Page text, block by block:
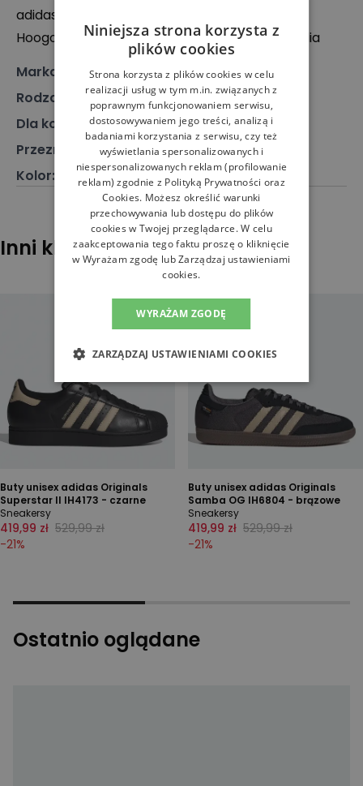
adidas
Hoogoorddreef 9a, Amsterdam 1101 BA, Holandia
Marka
Adidas
Rodzaj
Obuwie, Sneakersy
Dla kogo
Dla niego
Przeznaczenie:Buty do biegania
Kolor: Czarny
Inni klienci sprawdzali również
Buty unisex adidas Originals
Superstar II IH4173 - czarne
Sneakersy
419,99 zł 529,99 zł
-21%
Buty unisex adidas Originals
Samba OG IH6804 - brązowe
Sneakersy
419,99 zł 529,99 zł
-21%
Ostatnio oglądane
Niniejsza strona korzysta z
plików cookies
Strona korzysta z plików cookies w celu
realizacji usług w tym m.in. związanych z
poprawnym funkcjonowaniem serwisu,
dostosowywaniem jego treści, analizą i
badaniami korzystania z serwisu, czy też
wyświetlania spersonalizowanych i
niespersonalizowanych reklam (profilowanie
reklam) zgodnie z Polityką Prywatności oraz
Cookies. Możesz określić warunki
przechowywania lub dostępu do plików
cookies w Twojej przeglądarce. W celu
zaakceptowania tego faktu proszę o kliknięcie
w Wyrażam zgodę lub Zarządzaj ustawieniami
cookies.
WYRAŻAM ZGODĘ
ZARZĄDZAJ USTAWIENIAMI COOKIES